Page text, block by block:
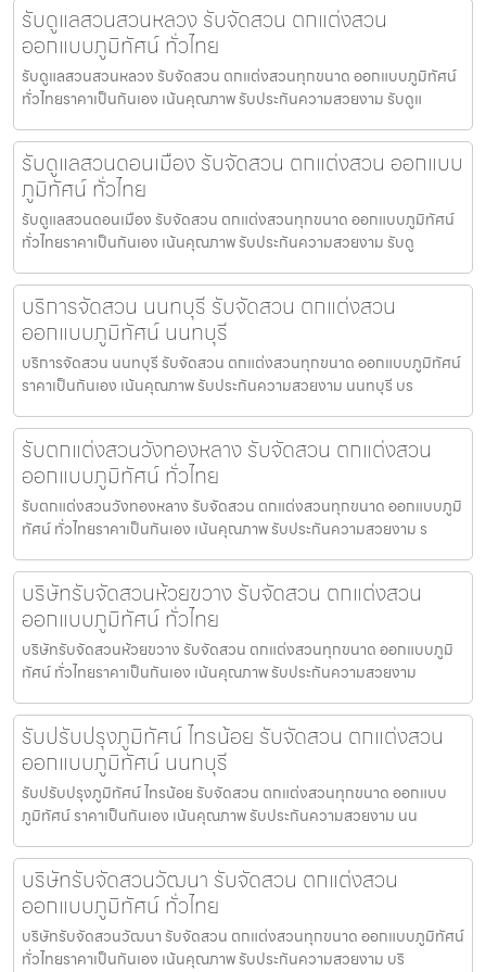
รับดูแลสวนสวนหลวง รับจัดสวน ตกแต่งสวน
ออกแบบภูมิทัศน์ ทั่วไทย
รับดูแลสวนสวนหลวง รับจัดสวน ตกแต่งสวนทุกขนาด ออกแบบภูมิทัศน์
ทั่วไทยราคาเป็นกันเอง เน้นคุณภาพ รับประกันความสวยงาม รับดูแ
รับดูแลสวนดอนเมือง รับจัดสวน ตกแต่งสวน ออกแบบ
ภูมิทัศน์ ทั่วไทย
รับดูแลสวนดอนเมือง รับจัดสวน ตกแต่งสวนทุกขนาด ออกแบบภูมิทัศน์
ทั่วไทยราคาเป็นกันเอง เน้นคุณภาพ รับประกันความสวยงาม รับดู
บริการจัดสวน นนทบุรี รับจัดสวน ตกแต่งสวน
ออกแบบภูมิทัศน์ นนทบุรี
บริการจัดสวน นนทบุรี รับจัดสวน ตกแต่งสวนทุกขนาด ออกแบบภูมิทัศน์
ราคาเป็นกันเอง เน้นคุณภาพ รับประกันความสวยงาม นนทบุรี บร
รับตกแต่งสวนวังทองหลาง รับจัดสวน ตกแต่งสวน
ออกแบบภูมิทัศน์ ทั่วไทย
รับตกแต่งสวนวังทองหลาง รับจัดสวน ตกแต่งสวนทุกขนาด ออกแบบภูมิ
ทัศน์ ทั่วไทยราคาเป็นกันเอง เน้นคุณภาพ รับประกันความสวยงาม ร
บริษัทรับจัดสวนห้วยขวาง รับจัดสวน ตกแต่งสวน
ออกแบบภูมิทัศน์ ทั่วไทย
บริษัทรับจัดสวนห้วยขวาง รับจัดสวน ตกแต่งสวนทุกขนาด ออกแบบภูมิ
ทัศน์ ทั่วไทยราคาเป็นกันเอง เน้นคุณภาพ รับประกันความสวยงาม
รับปรับปรุงภูมิทัศน์ ไทรน้อย รับจัดสวน ตกแต่งสวน
ออกแบบภูมิทัศน์ นนทบุรี
รับปรับปรุงภูมิทัศน์ ไทรน้อย รับจัดสวน ตกแต่งสวนทุกขนาด ออกแบบ
ภูมิทัศน์ ราคาเป็นกันเอง เน้นคุณภาพ รับประกันความสวยงาม นน
บริษัทรับจัดสวนวัฒนา รับจัดสวน ตกแต่งสวน
ออกแบบภูมิทัศน์ ทั่วไทย
บริษัทรับจัดสวนวัฒนา รับจัดสวน ตกแต่งสวนทุกขนาด ออกแบบภูมิทัศน์
ทั่วไทยราคาเป็นกันเอง เน้นคุณภาพ รับประกันความสวยงาม บริ